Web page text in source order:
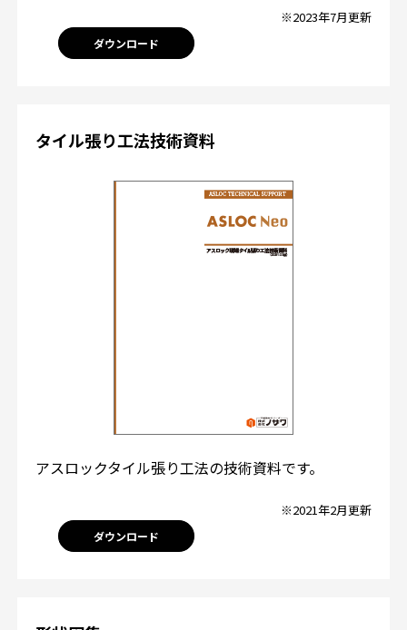
※2023年7月更新
ダウンロード
タイル張り工法技術資料
アスロックタイル張り工法の技術資料です。
※2021年2月更新
ダウンロード